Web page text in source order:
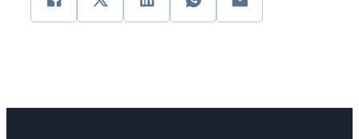
FacebookTwitterLinkedinWhatsAppemail